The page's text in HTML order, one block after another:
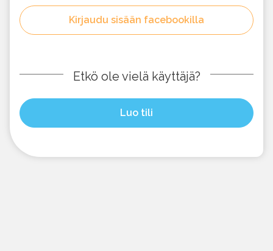
Kirjaudu sisään facebookilla
Etkö ole vielä käyttäjä?
Luo tili